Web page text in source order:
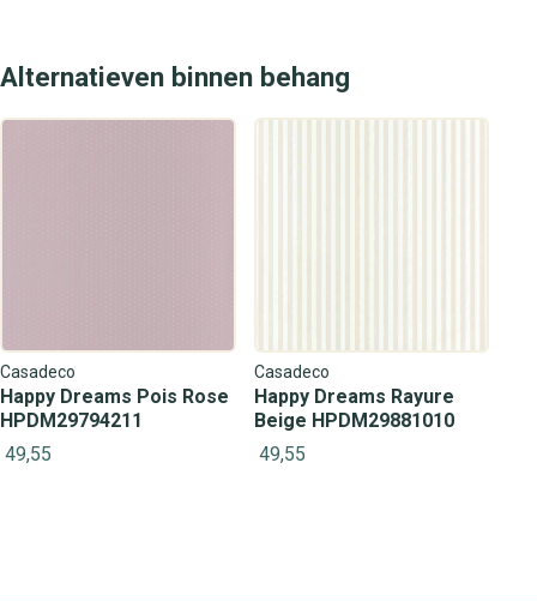
Alternatieven binnen behang
Casadeco
Happy Dreams Pois Rose
HPDM29794211
49,55
Casadeco
Happy Dreams Rayure
Beige HPDM29881010
49,55